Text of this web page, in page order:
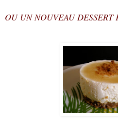
OU UN NOUVEAU DESSERT